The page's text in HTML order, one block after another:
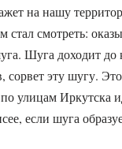
на нашу
смотреть:
Шуга доходит
сорвет эту шугу.
улицам Иркутска
если шуга